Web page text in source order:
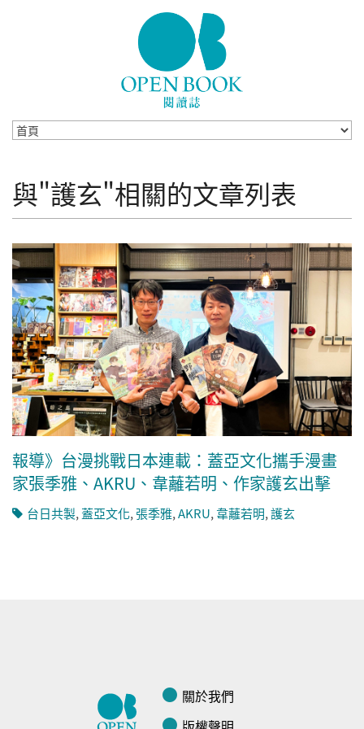
與"護玄"相關的文章列表
報導》台漫挑戰日本連載：蓋亞文化攜手漫畫
家張季雅、AKRU、韋蘺若明、作家護玄出擊
台日共製,蓋亞文化,張季雅,AKRU,韋蘺若明,護玄
關於我們